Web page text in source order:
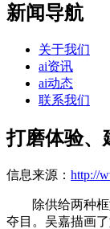
新闻导航
关于我们
ai资讯
ai动态
联系我们
打磨体验、
信息来源： http://
除供给两种框
夺目。吴嘉描画